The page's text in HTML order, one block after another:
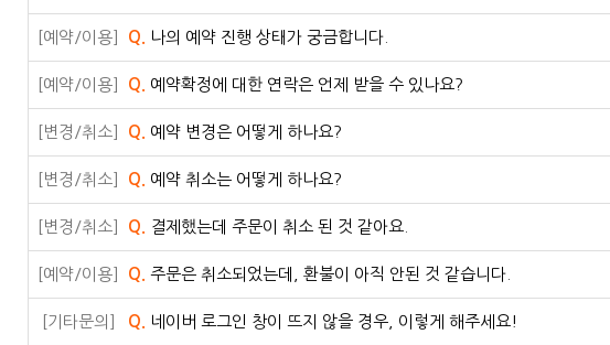
[예약/이용] Q. 나의 예약 진행 상태가 궁금합니다.
[예약/이용] Q. 예약확정에 대한 연락은 언제 받을 수 있나요?
[변경/취소] Q. 예약 변경은 어떻게 하나요?
[변경/취소] Q. 예약 취소는 어떻게 하나요?
[변경/취소] Q. 결제했는데 주문이 취소 된 것 같아요.
[예약/이용] Q. 주문은 취소되었는데, 환불이 아직 안된 것 같습니다.
[기타문의] Q. 네이버 로그인 창이 뜨지 않을 경우, 이렇게 해주세요!